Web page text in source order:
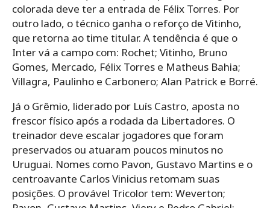
colorada deve ter a entrada de Félix Torres. Por
outro lado, o técnico ganha o reforço de Vitinho,
que retorna ao time titular. A tendência é que o
Inter vá a campo com: Rochet; Vitinho, Bruno
Gomes, Mercado, Félix Torres e Matheus Bahia;
Villagra, Paulinho e Carbonero; Alan Patrick e Borré.
Já o Grêmio, liderado por Luís Castro, aposta no
frescor físico após a rodada da Libertadores. O
treinador deve escalar jogadores que foram
preservados ou atuaram poucos minutos no
Uruguai. Nomes como Pavon, Gustavo Martins e o
centroavante Carlos Vinicius retomam suas
posições. O provável Tricolor tem: Weverton;